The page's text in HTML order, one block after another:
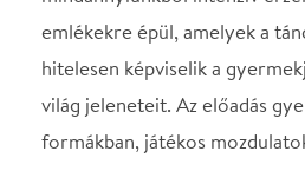
Matisse, a világhírű francia festő
jeleníti meg Miniateurs című
mely talál az első rész
fény megtörik a prizmán, és
úgy nyílik ki a gyermekek számára a